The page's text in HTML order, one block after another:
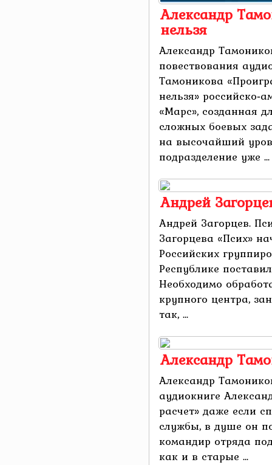
Александр
нельзя
Александр
повествования
Тамоникова
нельзя»
«Марс», созданная
сложных боевых
на высочайший
подразделение уже ...
Андрей
Андрей Загорцев.
Загорцева «Псих»
Российских
Республике
Необходимо
крупного центра,
так, ...
Александр
Александр
аудиокниге
расчет» даже если
службы, в душе он
командир отряда
как и в старые ...